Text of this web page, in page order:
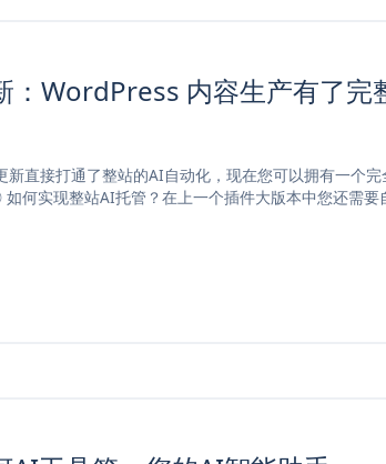
：WordPress 内容生产有了完
直接打通了整站的AI自动化，现在您可以拥有一个
何实现整站AI托管？在上一个插件大版本中您还需要